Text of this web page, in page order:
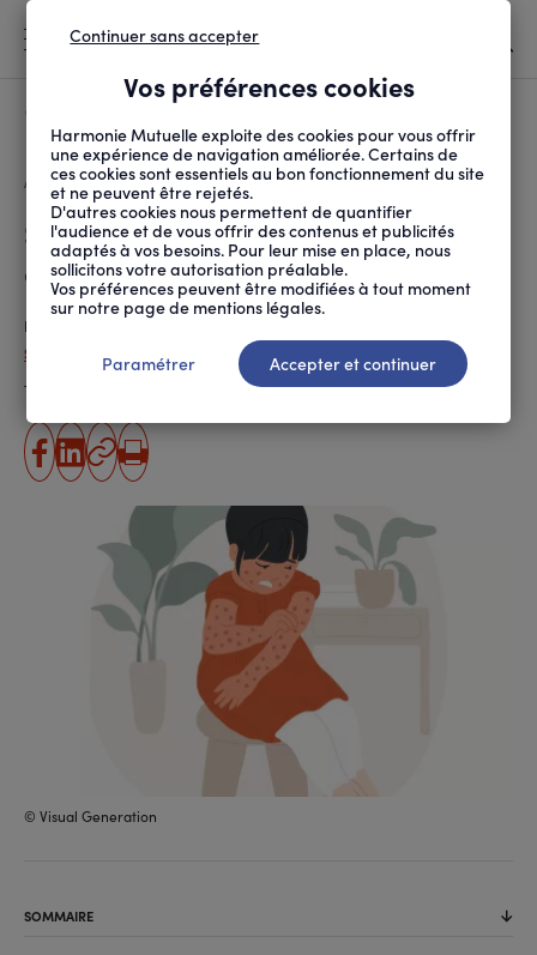
D'ARIANE
ACCUEIL SANTÉ ET SOINS MALADIES ET TRAITEMENTS SCARLATINE : FIÈVRE,...
Scarlatine : fièvre, angine et
éruption cutanée
Publié le
Sandrine Letellier
Temps de lecture estimé 6 minute(s)
partager
facebook
partager
linkedin
Copier
l'URL
Imprimer
© Visual Generation
SOMMAIRE
Vos préférences cookies
Harmonie Mutuelle exploite des cookies pour vous offrir
une expérience de navigation améliorée. Certains de
ces cookies sont essentiels au bon fonctionnement du site
et ne peuvent être rejetés.
D'autres cookies nous permettent de quantifier
l'audience et de vous offrir des contenus et publicités
adaptés à vos besoins. Pour leur mise en place, nous
sollicitons votre autorisation préalable.
Vos préférences peuvent être modifiées à tout moment
sur notre page de mentions légales.
Continuer sans accepter
Paramétrer Accepter et continuer